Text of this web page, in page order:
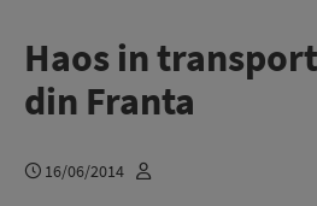
Haos in
din Franta
16/06/2014